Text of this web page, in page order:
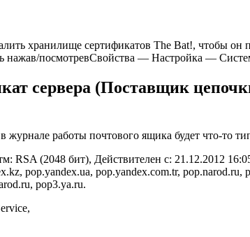
хранилище сертификатов The Bat!, чтобы он
нажав/посмотревСвойства — Настройка —
сервера (Поставщик
журнале работы почтового ящика будет что-то
(2048 бит), Действителен с: 21.12.2012
pop.yandex.ua, pop.yandex.com.tr, pop.narod.ru,
pop3.ya.ru.